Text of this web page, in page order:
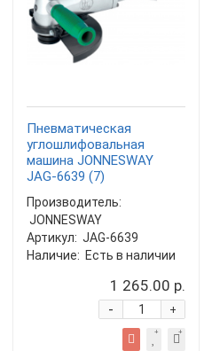
Пневматическая
углошлифовальная
машина JONNESWAY
JAG-6639 (7)
Производитель:
JONNESWAY
Артикул: JAG-6639
Наличие: Есть в наличии
1 265.00 р.
+
-